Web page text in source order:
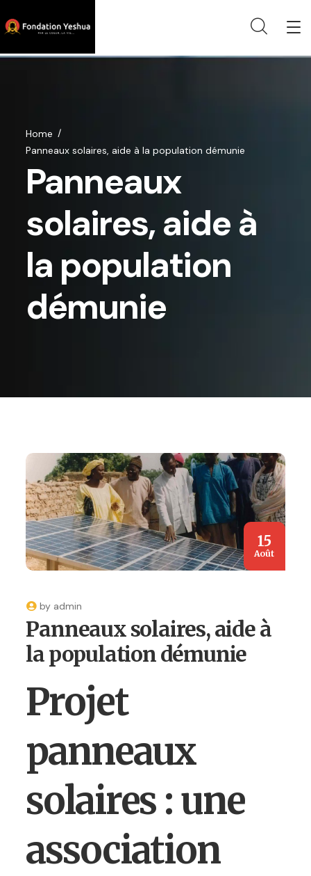
Panneaux
solaires, aide à
la population
démunie
Home
Panneaux solaires, aide à la population démunie
15
Août
by admin
Panneaux solaires, aide à
la population démunie
Projet
panneaux
solaires : une
association